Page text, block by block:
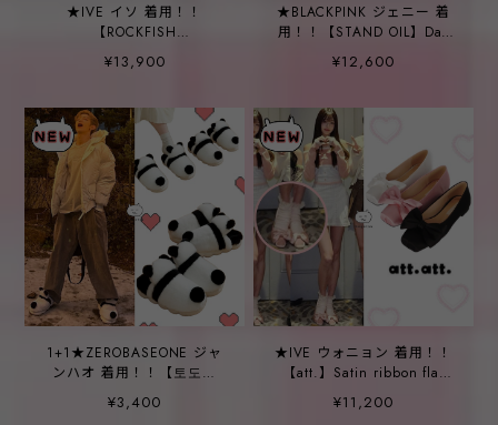
★IVE イソ 着用！！
【ROCKFISH
WEATHERWEAR】
FLATFORM SCRUNCH
¥13,900
★BLACKPINK ジェニー 着
用！！【STAND OIL】Day
Mary Jane Flat Shoes -
6COLOR
¥12,600
1+1★ZEROBASEONE ジャ
ンハオ 着用！！【토도미
야】パンダ プバオ ふわふわ
スリッパ
¥3,400
★IVE ウォニョン 着用！！
【att.】Satin ribbon flat
(3colors)
¥11,200